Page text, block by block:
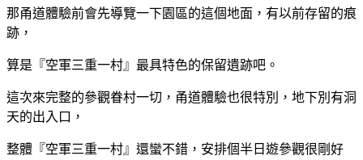
那甬道體驗前會先導覽一下園區的這個地面，有以前存留的痕
跡，
算是『空軍三重一村』 最具特色的保留遺跡吧。
這次來完整的參觀眷村一切，甬道體驗也很特別，地下別有洞
天的出入口，
整體『空軍三重一村』 還蠻不錯，安排個半日遊參觀很剛好